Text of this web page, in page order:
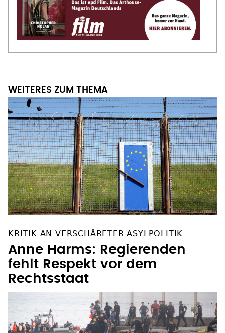
WEITERES ZUM THEMA
KRITIK AN VERSCHÄRFTER ASYLPOLITIK
Anne Harms: Regierenden
fehlt Respekt vor dem
Rechtsstaat